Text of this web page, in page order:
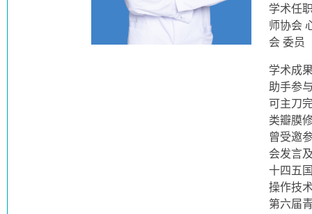
学术任
师协会
会 委员
学术成
助手参
可主刀
类瓣膜
曾受邀
会发言
十四五
操作技
第六届